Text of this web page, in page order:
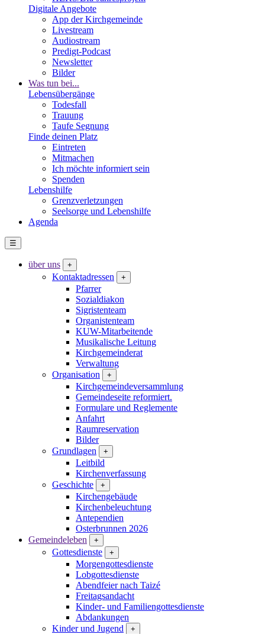
Digitale Angebote
App der Kirchgemeinde
Livestream
Audiostream
Predigt-Podcast
Newsletter
Bilder
Was tun bei...
Lebensübergänge
Todesfall
Trauung
Taufe Segnung
Finde deinen Platz
Eintreten
Mitmachen
Ich möchte informiert sein
Spenden
Lebenshilfe
Grenzverletzungen
Seelsorge und Lebenshilfe
Agenda
☰
über uns +
Kontaktadressen +
Pfarrer
Sozialdiakon
Sigristenteam
Organistenteam
KUW-Mitarbeitende
Musikalische Leitung
Kirchgemeinderat
Verwaltung
Organisation
+
Kirchgemeindeversammlung
Gemeindeseite reformiert.
Formulare und Reglemente
Anfahrt
Raumreservation
Bilder
Grundlagen
+
Leitbild
Kirchenverfassung
Geschichte
+
Kirchengebäude
Kirchenbeleuchtung
Antependien
Osterbrunnen 2026
Gemeindeleben
+
Gottesdienste +
Morgengottesdienste
Lobgottesdienste
Abendfeier nach Taizé
Freitagsandacht
Kinder- und Familien­gottesdienste
Abdankungen
Kinder und Jugend
+